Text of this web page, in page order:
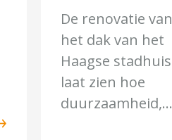
De renovatie van
het dak van het
Haagse stadhuis
laat zien hoe
duurzaamheid,...